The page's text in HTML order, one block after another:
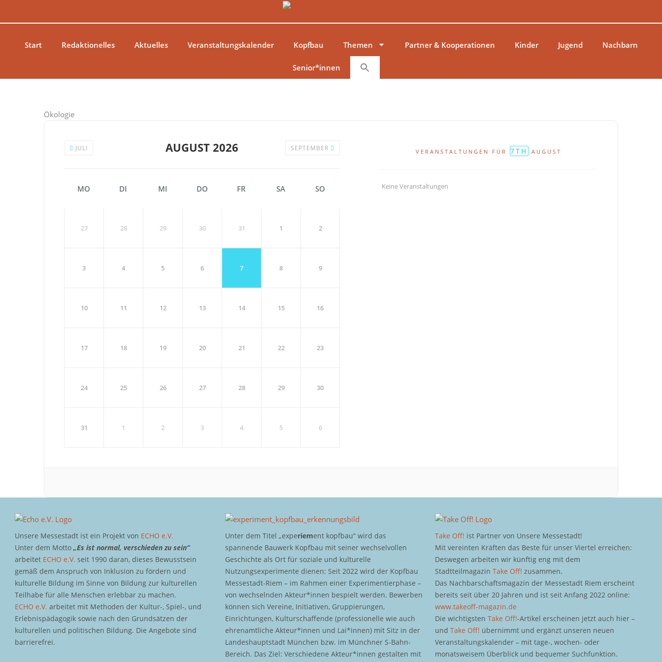
Start
Redaktionelles Aktuelles Veranstaltungskalender Kopfbau Themen Partner & Kooperationen Kinder Jugend Nachbarn
Senior*innen
Ökologie
JULI AUGUST 2026 SEPTEMBER
MO DI MI DO FR SA SO
27 28 29 30 31 1 2
3 4 5 6 7 8 9
10 11 12 13 14 15 16
17 18 19 20 21 22 23
24 25 26 27 28 29 30
31 1 2 3 4 5 6
VERANSTALTUNGEN FÜR 7TH AUGUST
Keine Veranstaltungen
Unsere Messestadt ist ein Projekt von ECHO e.V.
Unter dem Motto „Es ist normal, verschieden zu sein“
arbeitet ECHO e.V. seit 1990 daran, dieses Bewusstsein
gemäß dem Anspruch von Inklusion zu fördern und
kulturelle Bildung im Sinne von Bildung zur kulturellen
Teilhabe für alle Menschen erlebbar zu machen.
ECHO e.V. arbeitet mit Methoden der Kultur-, Spiel-, und
Erlebnispädagogik sowie nach den Grundsätzen der
kulturellen und politischen Bildung. Die Angebote sind
barrierefrei.
Unter dem Titel „experiement kopfbau“ wird das
spannende Bauwerk Kopfbau mit seiner wechselvollen
Geschichte als Ort für soziale und kulturelle
Nutzungsexperimente dienen: Seit 2022 wird der Kopfbau
Messestadt-Riem – im Rahmen einer Experimentierphase –
von wechselnden Akteur*innen bespielt werden. Bewerben
können sich Vereine, Initiativen, Gruppierungen,
Einrichtungen, Kulturschaffende (professionelle wie auch
ehrenamtliche Akteur*innen und Lai*innen) mit Sitz in der
Landeshauptstadt München bzw. im Münchner S-Bahn-
Bereich. Das Ziel: Verschiedene Akteur*innen gestalten mit
Take Off! ist Partner von Unsere Messestadt!
Mit vereinten Kräften das Beste für unser Viertel erreichen:
Deswegen arbeiten wir künftig eng mit dem
StadtteilmagazinTake Off! zusammen.
Das Nachbarschaftsmagazin der Messestadt Riem erscheint
bereits seit über 20 Jahren und ist seit Anfang 2022 online:
www.takeoff-magazin.de
Die wichtigstenTake Off!-Artikel erscheinen jetzt auch hier –
undTake Off! übernimmt und ergänzt unseren neuen
Veranstaltungskalender – mit tage-, wochen- oder
monatsweisem Überblick und bequemer Suchfunktion.